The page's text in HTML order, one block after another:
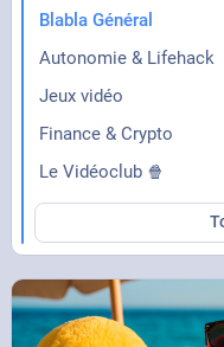
Blabla Général
Autonomie & Lifehack
Jeux vidéo
Finance & Crypto
Le Vidéoclub 🍿